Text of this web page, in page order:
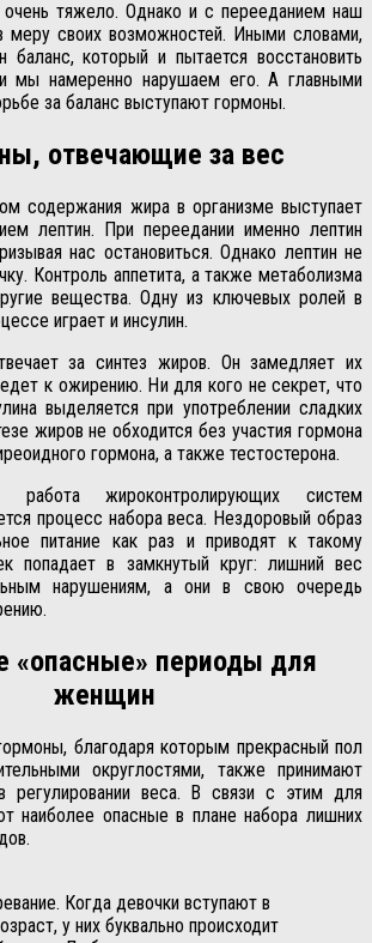
тяжело. Однако и с перееданием наш
меру своих возможностей. Иными словами,
который и пытается восстановить
мы намеренно нарушаем его. А главными
за баланс выступают гормоны.
отвечающие за вес
содержания жира в организме выступает
лептин. При переедании именно лептин
нас остановиться. Однако лептин не
Контроль аппетита, а также метаболизма
вещества. Одну из ключевых ролей в
играет и инсулин.
за синтез жиров. Он замедляет их
к ожирению. Ни для кого не секрет, что
выделяется при употреблении сладких
жиров не обходится без участия гормона
гормона, а также тестостерона.
работа жироконтролирующих систем
процесс набора веса. Нездоровый образ
питание как раз и приводят к такому
попадает в замкнутый круг: лишний вес
нарушениям, а они в свою очередь
«опасные» периоды для
женщин
благодаря которым прекрасный пол
округлостями, также принимают
регулировании веса. В связи с этим для
наиболее опасные в плане набора лишних
Когда девочки вступают в
у них буквально происходит